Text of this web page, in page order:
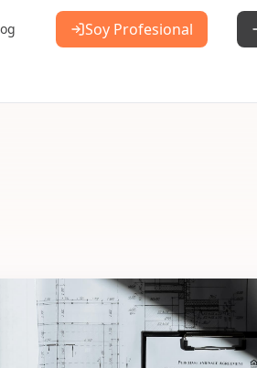
Soy Profesional